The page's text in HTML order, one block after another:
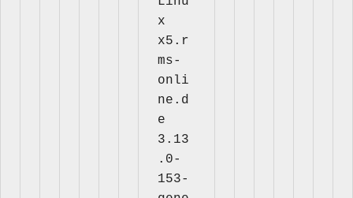
x
x5.r
ms-
onli
ne.d
e
3.13
.0-
153-